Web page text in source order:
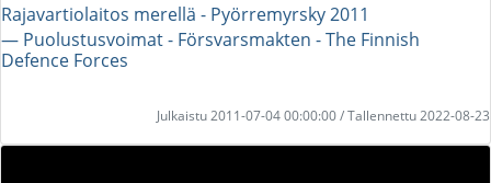
Rajavartiolaitos merellä - Pyörremyrsky 2011
― Puolustusvoimat - Försvarsmakten - The Finnish
Defence Forces
Julkaistu 2011-07-04 00:00:00 / Tallennettu 2022-08-23